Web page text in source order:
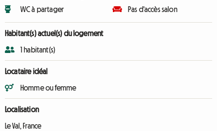
WC à partager
Pas d'accès salon
Habitant(s) actuel(s) du logement
1 habitant(s)
Locataire idéal
Homme ou femme
Localisation
Le Val, France